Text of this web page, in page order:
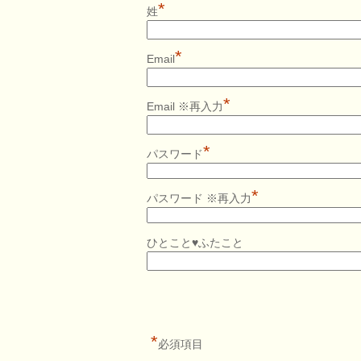
姓*
Email*
Email ※再入力*
パスワード*
パスワード ※再入力*
ひとこと♥ふたこと
*必須項目